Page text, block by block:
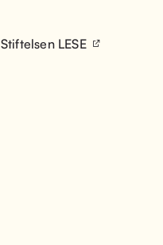
Stiftelsen LESE